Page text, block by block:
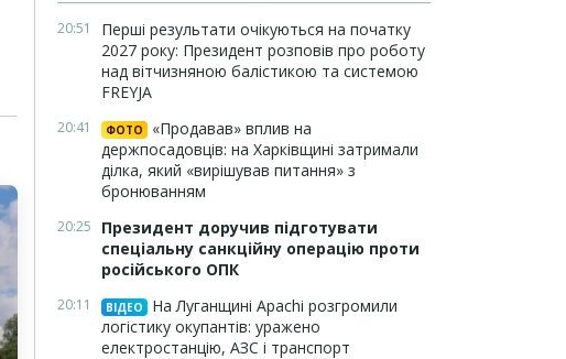
20:51
Перші результати очікуються на початку
2027 року: Президент розповів про роботу
над вітчизняною балістикою та системою
FREYJA
20:41 ФОТО
«Продавав» вплив на
держпосадовців: на Харківщині затримали
ділка, який «вирішував питання» з
бронюванням
20:25
Президент доручив підготувати
спеціальну санкційну операцію проти
російського ОПК
20:11 ВІДЕО
На Луганщині Apachi розгромили
логістику окупантів: уражено
електростанцію, АЗС і транспорт